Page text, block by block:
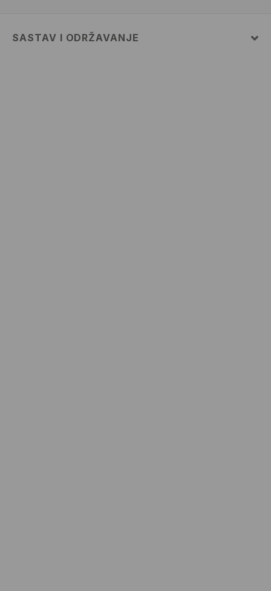
SASTAV I ODRŽAVANJE